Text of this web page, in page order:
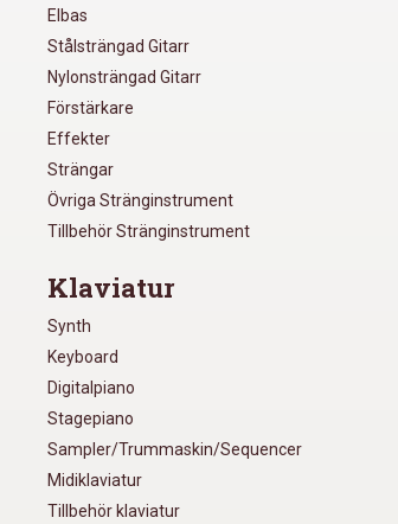
Elbas
Stålsträngad Gitarr
Nylonsträngad Gitarr
Förstärkare
Effekter
Strängar
Övriga Stränginstrument
Tillbehör Stränginstrument
Klaviatur
Synth
Keyboard
Digitalpiano
Stagepiano
Sampler/Trummaskin/Sequencer
Midiklaviatur
Tillbehör klaviatur